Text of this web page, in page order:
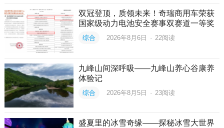
双冠登顶，质领未来！奇瑞商用车荣获
国家级动力电池安全赛事双赛道一等奖
综合 2026年8月6日 · 22阅读
九峰山间深呼吸——九峰山养心谷康养
体验记
综合 2026年8月5日 · 23阅读
盛夏里的冰雪奇缘——探秘冰雪大世界